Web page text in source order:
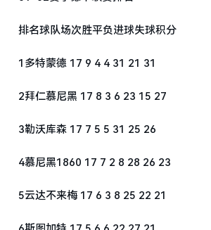
排名球队场次胜平负进球失球积分
1多特蒙德 17 9 4 4 31 21 31
2拜仁慕尼黑 17 8 3 6 23 15 27
3勒沃库森 17 7 5 5 31 25 26
4慕尼黑1860 17 7 2 8 28 26 23
5云达不来梅 17 6 3 8 25 22 21